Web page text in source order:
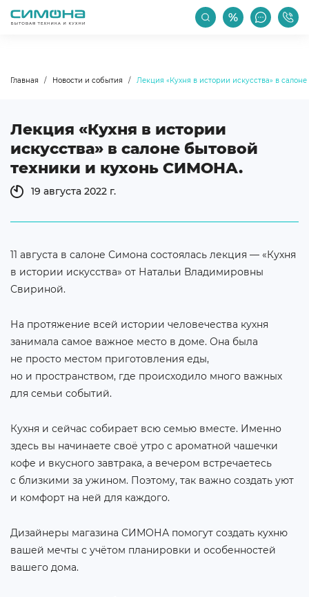
РАСПРОДАЖА ПРОИЗВОДИТЕЛИ
Главная Новости и события Лекция «Кухня в истории искусства» в
Лекция «Кухня в истории
искусства» в салоне бытовой
техники и кухонь СИМОНА.
19 августа 2022 г.
11 августа в салоне Симона состоялась лекция — «Кухня
в истории искусства» от Натальи Владимировны
Свириной.
На протяжение всей истории человечества кухня
занимала самое важное место в доме. Она была
не просто местом приготовления еды,
но и пространством, где происходило много важных
для семьи событий.
Кухня и сейчас собирает всю семью вместе. Именно
здесь вы начинаете своё утро с ароматной чашечки
кофе и вкусного завтрака, а вечером встречаетесь
с близкими за ужином. Поэтому, так важно создать уют
и комфорт на ней для каждого.
Дизайнеры магазина СИМОНА помогут создать кухню
вашей мечты с учётом планировки и особенностей
вашего дома.